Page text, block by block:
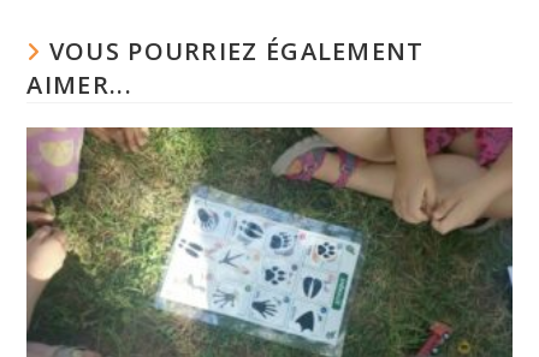
VOUS POURRIEZ ÉGALEMENT
AIMER...